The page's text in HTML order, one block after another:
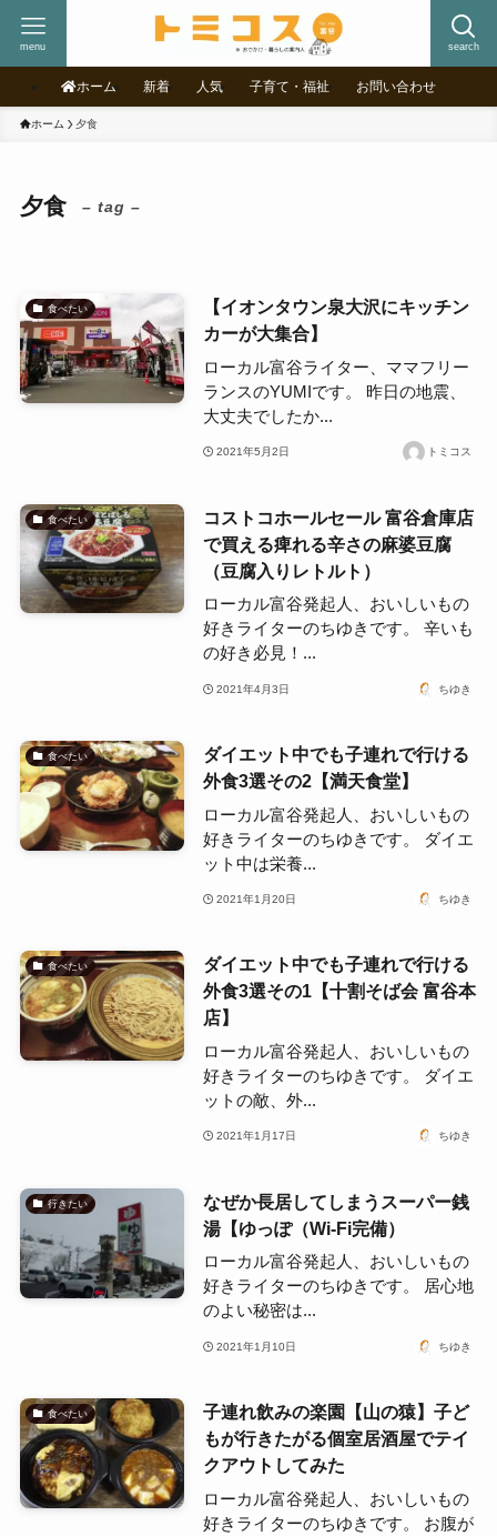
search
menu
ホーム 新着 人気 子育て・福祉 お問い合わせ
ホーム 夕食
夕食 – tag –
食べたい
【イオンタウン泉大沢にキッチン
カーが大集合】
ローカル富谷ライター、ママフリー
ランスのYUMIです。 昨日の地震、
大丈夫でしたか...
2021年5月2日 トミコス
食べたい
コストコホールセール 富谷倉庫店
で買える痺れる辛さの麻婆豆腐
（豆腐入りレトルト）
ローカル富谷発起人、おいしいもの
好きライターのちゆきです。 辛いも
の好き必見！...
2021年4月3日 ちゆき
食べたい
ダイエット中でも子連れで行ける
外食3選その2【満天食堂】
ローカル富谷発起人、おいしいもの
好きライターのちゆきです。 ダイエ
ット中は栄養...
2021年1月20日 ちゆき
食べたい
ダイエット中でも子連れで行ける
外食3選その1【十割そば会 富谷本
店】
ローカル富谷発起人、おいしいもの
好きライターのちゆきです。 ダイエ
ットの敵、外...
2021年1月17日 ちゆき
行きたい
なぜか長居してしまうスーパー銭
湯【ゆっぽ（Wi-Fi完備）
ローカル富谷発起人、おいしいもの
好きライターのちゆきです。 居心地
のよい秘密は...
2021年1月10日 ちゆき
食べたい
子連れ飲みの楽園【山の猿】子ど
もが行きたがる個室居酒屋でテイ
クアウトしてみた
ローカル富谷発起人、おいしいもの
好きライターのちゆきです。 お腹が